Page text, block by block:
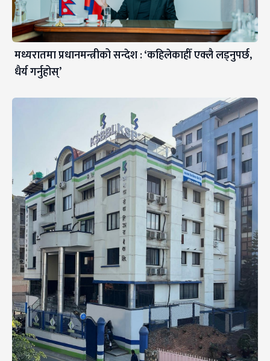
मध्यरातमा प्रधानमन्त्रीको सन्देश : ‘कहिलेकाहीँ एक्लै लड्नुपर्छ,
धैर्य गर्नुहोस्’